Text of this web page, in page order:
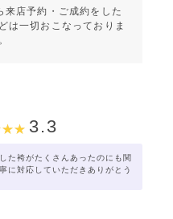
来店予約・ご成約をした
は一切おこなっておりま
3.3
た袴がたくさんあったのにも関
に対応していただきありがとう